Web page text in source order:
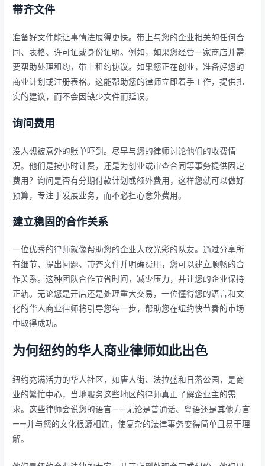
带齐文件
准备好文件能让事情进展得更快。带上与您的企业相关的任何合
同、表格、许可证或身份证明。例如，如果您经营一家商店并需
要帮助处理租约，带上租约协议。如果您正在创业，准备好您的
商业计划或注册表格。这能帮助您的律师立即着手工作，提供扎
实的建议，而不会因缺少文件而延误。
询问费用
没人想被意外的账单吓到。尽早与您的律师讨论他们的收费情
况。他们是按小时计费，还是为创业或审查合同等事务提供固定
费用？询问是否有分期付款计划或额外费用，这样您就可以做好
预算，专注于发展业务，而不必担心意外费用。
建立稳固的合作关系
一位优秀的律师就像帮助您的企业大放光彩的队友。通过分享所
有细节、提出问题、带齐文件并明确费用，您可以建立顺畅的合
作关系。这种团队合作节省时间，减少压力，并让您的企业保持
正轨。无论您是开店还是处理重大交易，一位懂得您的语言和文
化的华人商业律师将引导您每一步，帮助您在纽约快节奏的市场
中取得成功。
为何纽约的华人商业律师如此出色
纽约充满活力的华人社区，如唐人街、法拉盛和日落公园，是商
业的繁忙中心，当地服务这些地区的律师真正了解企业主的需
求。这些律师会说您的语言——无论是普通话、粤语还是其他方言
——并与您的文化根源相连，使复杂的法律事务变得简单且易于理
解。